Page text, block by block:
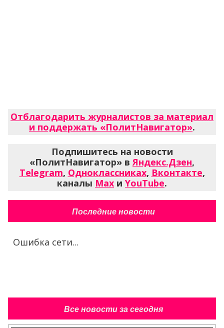
Отблагодарить журналистов за материал
и поддержать «ПолитНавигатор».
Подпишитесь на новости
«ПолитНавигатор» в Яндекс.Дзен,
Telegram, Одноклассниках, Вконтакте,
каналы Max и YouTube.
Последние новости
Ошибка сети...
Все новости за сегодня